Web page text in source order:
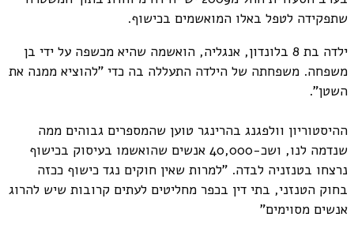
שתפקידה לטפל באלו המואשמים בכישוף.
ילדה בת 8 בלונדון, אנגליה, הואשמה שהיא מכשפה על ידי בן
משפחה. משפחתה של הילדה התעללה בה כדי "להוציא ממנה את
השטן".
ההיסטוריון וולפגנג בהרינגר טוען שהמספרים גבוהים ממה
שנדמה לנו, ושכ-40,000 אנשים שהואשמו בעיסוק בכישוף
נרצחו בטנזניה לבדה. "למרות שאין חוקים נגד כישוף ככזה
בחוק הטנזני, בתי דין בכפר מחליטים לעתים קרובות שיש להרוג
אנשים מסוימים"